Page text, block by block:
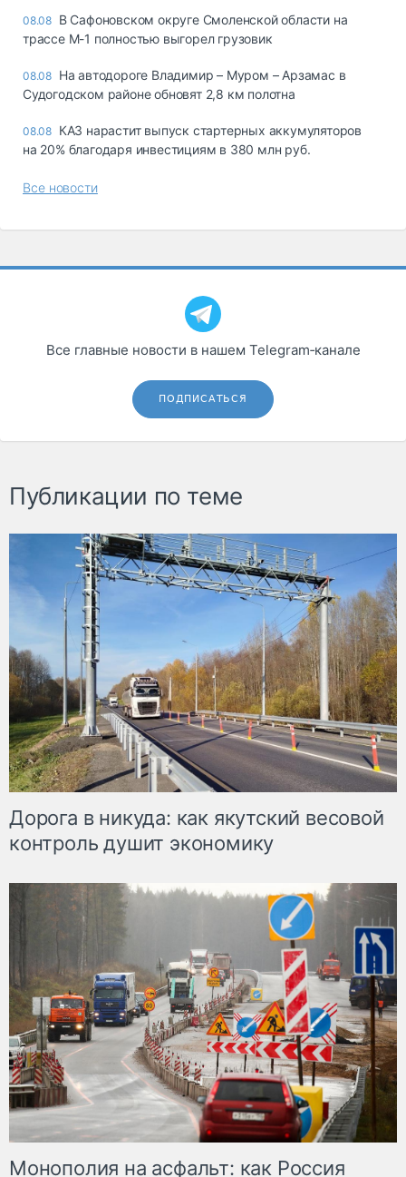
08.08 В Сафоновском округе Смоленской области на
трассе М-1 полностью выгорел грузовик
08.08 На автодороге Владимир – Муром – Арзамас в
Судогодском районе обновят 2,8 км полотна
08.08 КАЗ нарастит выпуск стартерных аккумуляторов
на 20% благодаря инвестициям в 380 млн руб.
Все новости
Все главные новости в нашем Telegram‑канале
ПОДПИСАТЬСЯ
Публикации по теме
Дорога в никуда: как якутский весовой
контроль душит экономику
Монополия на асфальт: как Россия